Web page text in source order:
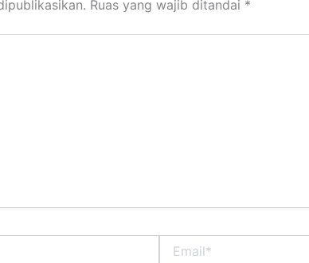
Ruas yang wajib ditandai *